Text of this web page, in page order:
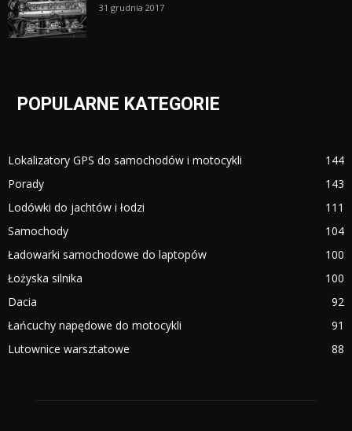
31 grudnia 2017
POPULARNE KATEGORIE
Lokalizatory GPS do samochodów i motocykli
144
Porady
143
Lodówki do jachtów i łodzi
111
Samochody
104
Ładowarki samochodowe do laptopów
100
Łożyska silnika
100
Dacia
92
Łańcuchy napędowe do motocykli
91
Lutownice warsztatowe
88